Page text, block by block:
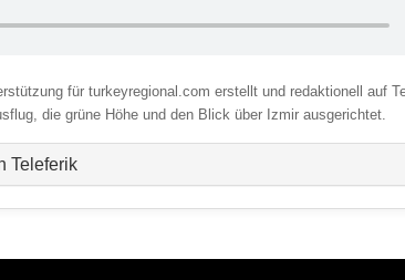
für turkeyregional.com erstellt und redaktionell auf
die grüne Höhe und den Blick über Izmir ausgerichtet.
Teleferik